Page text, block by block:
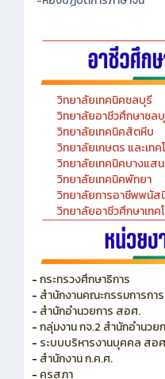
วิทยาลัยเทคนิคชลบุรี
วิทยาลัยอาชีวศึกษาชลบุรี
วิทยาลัยเทคนิคสัตหีบ
วิทยาลัยเกษตร และเทค
วิทยาลัยเทคนิคบางแสน
วิทยาลัยเทคนิคพัทยา
วิทยาลัยการอาชีพพนัสนิ
วิทยาลัยอาชีวศึกษาเทค
กระทรวงศึกษาธิการ
สำนักงานคณะกรรมการการ
สำนักอำนวยการ สอศ.
กลุ่มงาน กจ.2 สำนักอำนวยก
ระบบบริหารงานบุคคล สอ
สำนักงาน ก.ค.ศ.
คุรุสภา
สำนักงานคณะกรรมการพัฒ